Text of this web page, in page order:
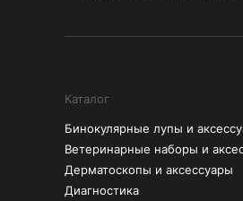
Каталог
Бинокулярные лупы и
Ветеринарные наборы и
Дерматоскопы и аксессуары
Диагностика